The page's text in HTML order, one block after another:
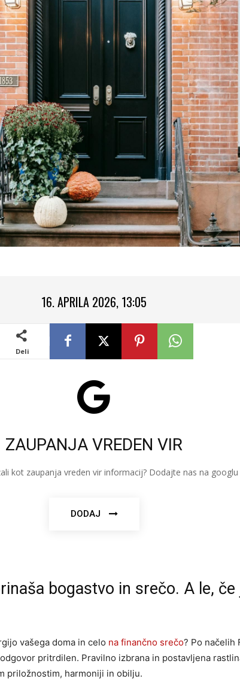
16. APRILA 2026, 13:05
Deli
ZAUPANJA VREDEN VIR
kot zaupanja vreden vir informacij? Dodajte nas na googlu
DODAJ
bogastvo in srečo. A le, če
vašega doma in celo na finančno srečo? Po načelih
pritrdilen. Pravilno izbrana in postavljena
priložnostim, harmoniji in obilju.